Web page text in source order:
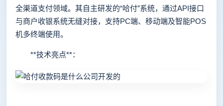
全渠道支付领域。其自主研发的“哈付”系统，通过API接口
与商户收银系统无缝对接，支持PC端、移动端及智能POS
机多终端使用。
**技术亮点**：